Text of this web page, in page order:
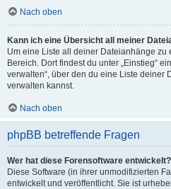
Nach oben
Kann ich eine Übersicht all meiner
Um eine Liste all deiner Dateianhänge
Bereich. Dort findest du unter „Einstieg“
verwalten“, über den du eine Liste deiner
verwalten kannst.
Nach oben
phpBB betreffende Fragen
Wer hat diese Forensoftware entwickelt?
Diese Software (in ihrer unmodifizierten
entwickelt und veröffentlicht. Sie ist